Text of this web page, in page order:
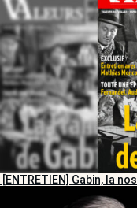
[ENTRETIEN] Gabin, la